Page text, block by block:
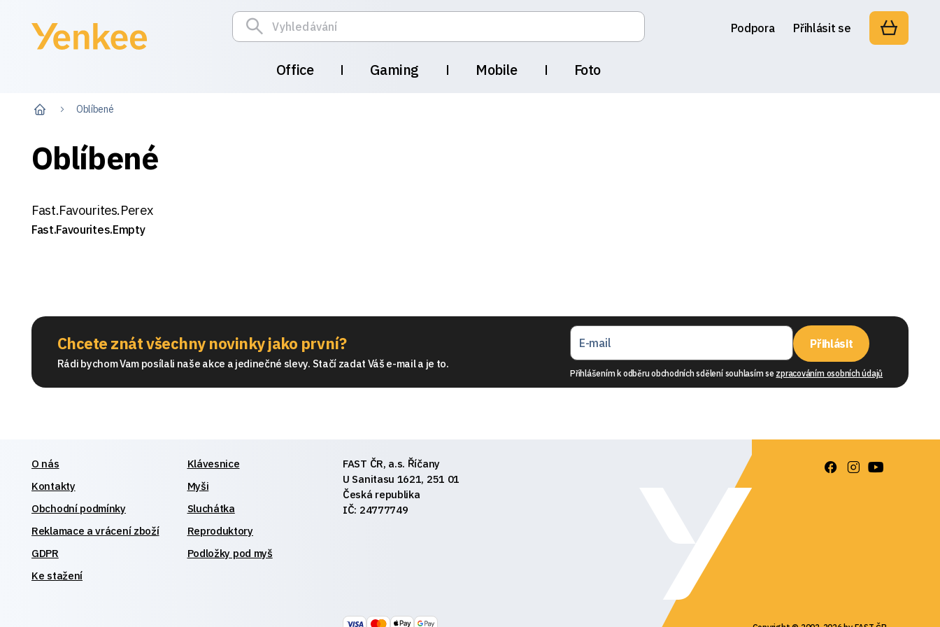
Office Gaming Mobile Foto
Podpora Přihlásit se
Oblíbené
Oblíbené
Fast.Favourites.Perex
Fast.Favourites.Empty
Chcete znát všechny novinky jako první?
Rádi bychom Vam posílali naše akce a jedinečné slevy. Stačí zadat Váš e-mail a je to.
Přihlásit
Přihlášením k odběru obchodních sdělení souhlasím se zpracováním osobních údajů
O nás
Kontakty
Obchodní podmínky
Reklamace a vrácení zboží
GDPR
Ke stažení
Klávesnice
Myši
Sluchátka
Reproduktory
Podložky pod myš
FAST ČR, a.s. Říčany
U Sanitasu 1621, 251 01
Česká republika
IČ: 24777749